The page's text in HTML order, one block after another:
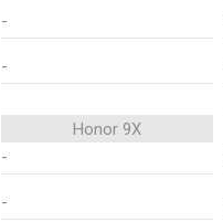
-
-
Honor 9X
-
-